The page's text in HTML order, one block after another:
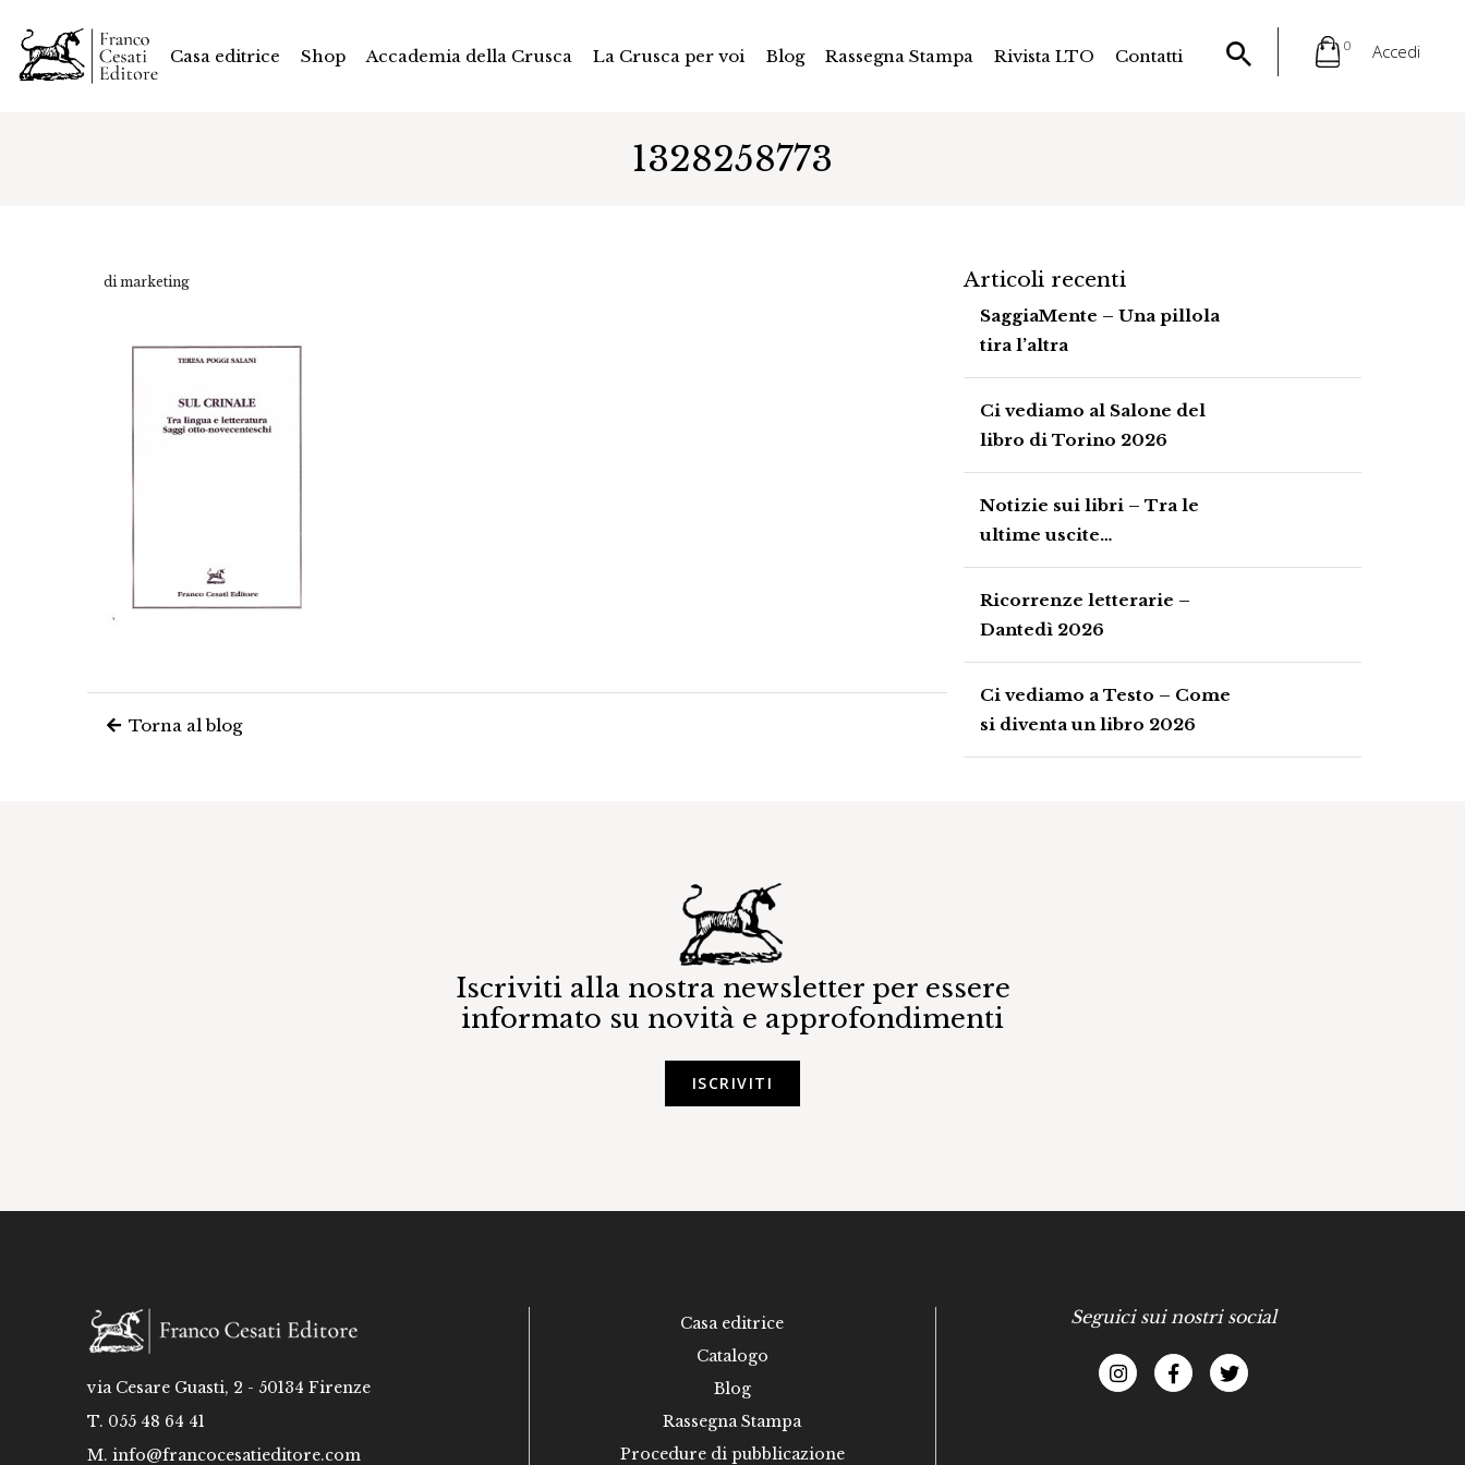
Casa editrice Shop Accademia della Crusca La Crusca per voi Blog Rassegna Stampa Rivista LTO Contatti
0 Accedi
1328258773
di marketing
Torna al blog
Articoli recenti
SaggiaMente – Una pillola
tira l’altra
Ci vediamo al Salone del
libro di Torino 2026
Notizie sui libri – Tra le
ultime uscite…
Ricorrenze letterarie –
Dantedì 2026
Ci vediamo a Testo – Come
si diventa un libro 2026
Iscriviti alla nostra newsletter per essere
informato su novità e approfondimenti
ISCRIVITI
via Cesare Guasti, 2 - 50134 Firenze
T. 055 48 64 41
M. info@francocesatieditore.com
Casa editrice
Catalogo
Blog
Rassegna Stampa
Procedure di pubblicazione
Seguici sui nostri social